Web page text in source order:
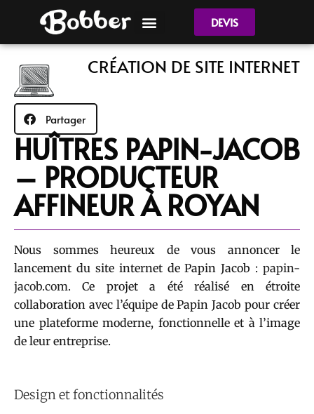
DEVIS
CRÉATION DE SITE INTERNET
Partager
HUÎTRES PAPIN-JACOB
– PRODUCTEUR
AFFINEUR À ROYAN
Nous sommes heureux de vous annoncer le
lancement du site internet de Papin Jacob : papin-
jacob.com. Ce projet a été réalisé en étroite
collaboration avec l’équipe de Papin Jacob pour créer
une plateforme moderne, fonctionnelle et à l’image
de leur entreprise.
Design et fonctionnalités